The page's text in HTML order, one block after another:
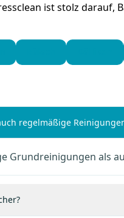
ist stolz darauf,
regelmäßige
Grundreinigungen als